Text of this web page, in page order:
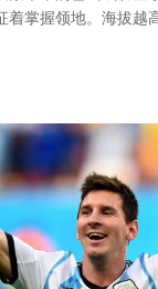
着掌握领地。海拔越